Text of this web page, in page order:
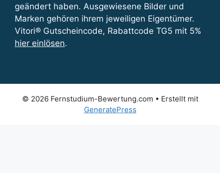
geändert haben. Ausgewiesene Bilder und
Marken gehören ihrem jeweiligen Eigentümer.
Vitori® Gutscheincode, Rabattcode TG5 mit 5%
hier einlösen.
© 2026 Fernstudium-Bewertung.com • Erstellt mit
GeneratePress